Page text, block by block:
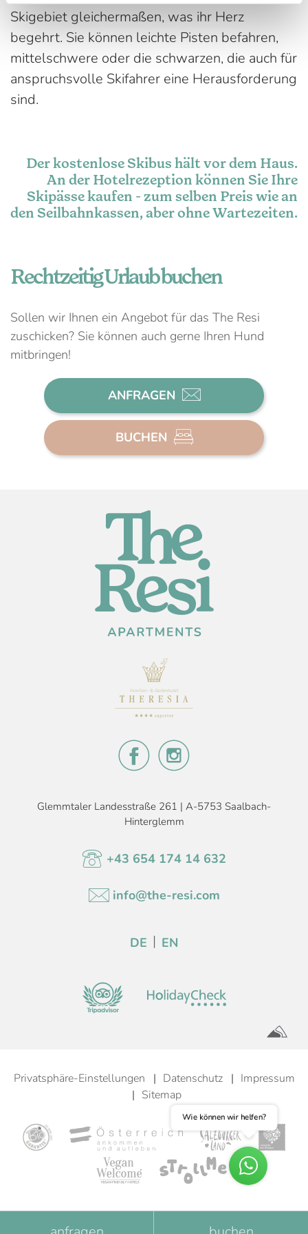
Skigebiet gleichermaßen, was ihr Herz
begehrt. Sie können leichte Pisten befahren,
mittelschwere oder die schwarzen, die auch für
anspruchsvolle Skifahrer eine Herausforderung
sind.
Der kostenlose Skibus hält vor dem Haus.
An der Hotelrezeption können Sie Ihre
Skipässe kaufen - zum selben Preis wie an
den Seilbahnkassen, aber ohne Wartezeiten.
Rechtzeitig Urlaub buchen
Sollen wir Ihnen ein Angebot für das The Resi
zuschicken? Sie können auch gerne Ihren Hund
mitbringen!
ANFRAGEN
BUCHEN
Glemmtaler Landesstraße 261 | A-5753 Saalbach-
Hinterglemm
+43 654 174 14 632
info@the-resi.com
DE EN
Privatsphäre-Einstellungen Datenschutz
Impressum
Sitemap
Wie können wir helfen?